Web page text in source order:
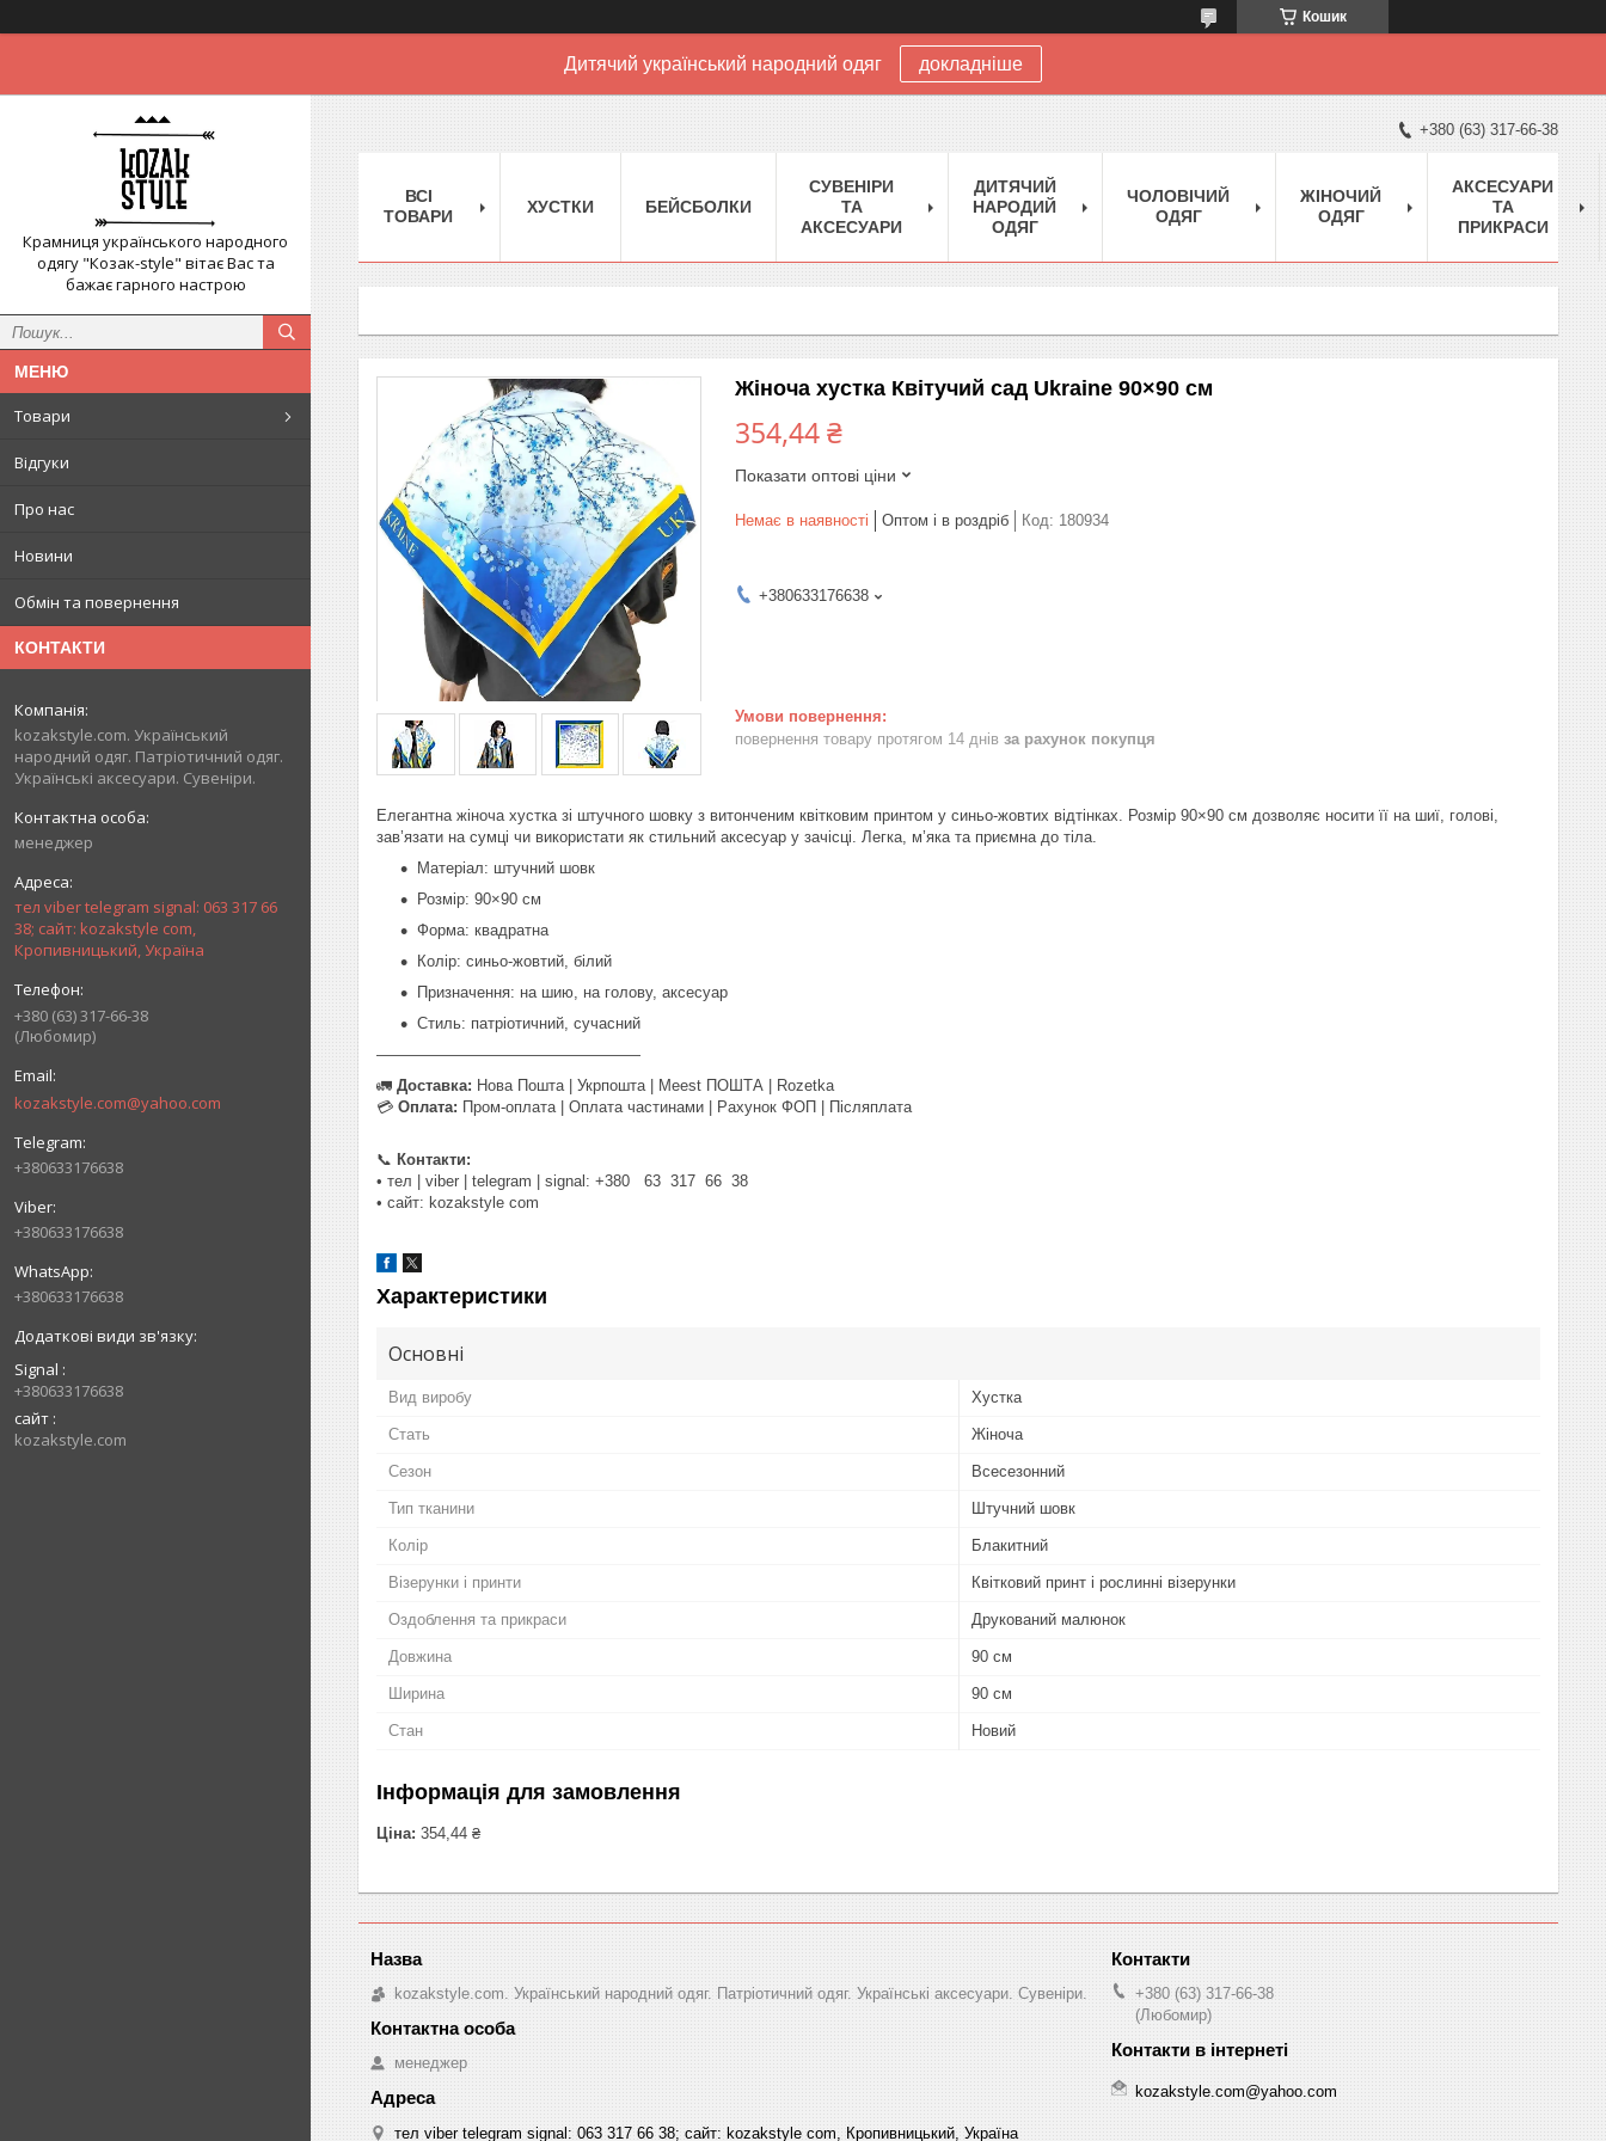
Кошик
Дитячий український народний одяг докладніше
Крамниця українського народного
одягу "Козак-style" вітає Вас та
бажає гарного настрою
Товари
Відгуки
Про нас
Новини
Обмін та повернення
КОНТАКТИ
kozakstyle.com. Український
народний одяг. Патріотичний одяг.
Українські аксесуари. Сувеніри.
менеджер
тел viber telegram signal: 063 317 66
38; сайт: kozakstyle com,
Кропивницький, Україна
+380 (63) 317-66-38
(Любомир)
kozakstyle.com@yahoo.com
+380633176638
+380633176638
+380633176638
Signal
+380633176638
сайт
kozakstyle.com
+380 (63) 317-66-38
ВСІ
ТОВАРИ
XУСТКИ БЕЙСБОЛКИ
CУВЕНІРИ
ТА
АКСЕСУАРИ
ДИТЯЧИЙ
НАРОДИЙ
ОДЯГ
ЧОЛОВІЧИЙ
ОДЯГ
ЖІНОЧИЙ
ОДЯГ
АКСЕСУАРИ
ТА
ПРИКРАСИ
Жіноча хустка Квітучий сад Ukraine 90×90 см
354,44 ₴
Показати оптові ціни
Немає в наявності Оптом і в роздріб Код: 180934
+380633176638
повернення товару протягом 14 днів за рахунок покупця
Елегантна жіноча хустка зі штучного шовку з витонченим квітковим принтом у синьо-жовтих відтінках. Розмір 90×90 см дозволяє носити її на шиї, голові,
зав’язати на сумці чи використати як стильний аксесуар у зачісці. Легка, м’яка та приємна до тіла.
Матеріал: штучний шовк
Розмір: 90×90 см
Форма: квадратна
Колір: синьо-жовтий, білий
Призначення: на шию, на голову, аксесуар
Стиль: патріотичний, сучасний
—————————————————
🚛 Доставка: Нова Пошта | Укрпошта | Meest ПОШТА | Rozetka
💳 Оплата: Пром-оплата | Оплата частинами | Рахунок ФОП | Післяплата
📞 Контакти:
• тел | viber | telegram | signal: +380 63 317 66 38
• сайт: kozakstyle com
Характеристики
Основні
Вид виробу Хустка
Стать Жіноча
Сезон Всесезонний
Тип тканини Штучний шовк
Колір Блакитний
Візерунки і принти Квітковий принт і рослинні візерунки
Оздоблення та прикраси Друкований малюнок
Довжина 90 см
Ширина 90 см
Стан Новий
Інформація для замовлення
Ціна: 354,44 ₴
kozakstyle.com. Український народний одяг. Патріотичний одяг. Українські аксесуари. Сувеніри.
менеджер
тел viber telegram signal: 063 317 66 38; сайт: kozakstyle com, Кропивницький, Україна
+380 (63) 317-66-38
(Любомир)
kozakstyle.com@yahoo.com